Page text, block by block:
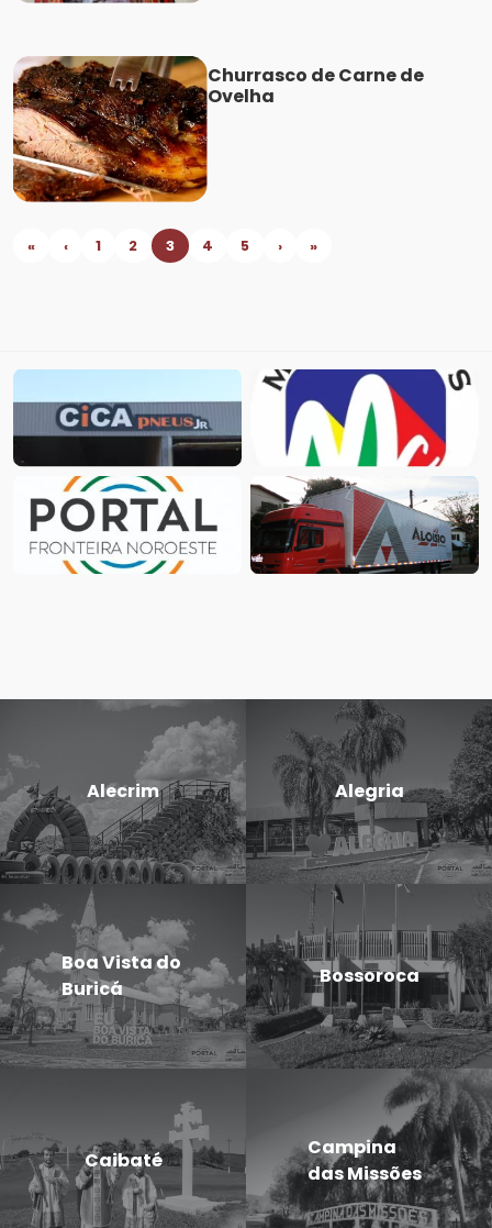
Churrasco de Carne de
Ovelha
« ‹ 1 2 3 4 5 › »
Alecrim Alegria
Boa Vista do
Buricá
Bossoroca
Caibaté
Campina
das Missões